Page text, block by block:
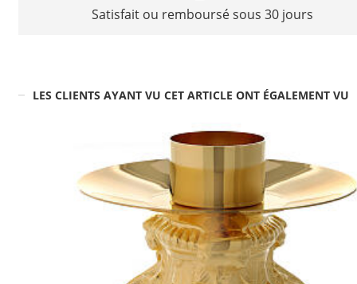
Satisfait ou remboursé sous 30 jours
LES CLIENTS AYANT VU CET ARTICLE ONT ÉGALEMENT VU